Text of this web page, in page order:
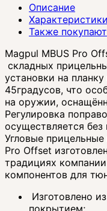
Описание
Характеристики
Также покупают
Magpul MBUS Pro
складных
установки на
45градусов, что
на оружии,
Регулировка
осуществляется
Угловые
Pro Offset и
традициях
компонентов для
Изготовлено
покрытием;